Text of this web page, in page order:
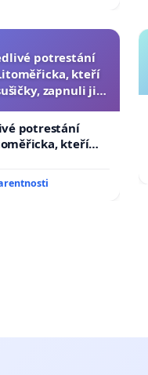
potrestání
kteří
zapnuli ji a
potrestání
kteří
zapnuli ji a